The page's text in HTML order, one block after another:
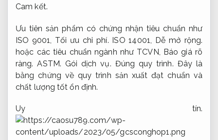
Cam kết.
Ưu tiên sản phẩm có chứng nhận tiêu chuẩn như
ISO 9001, Tối ưu chi phí. ISO 14001, Dễ mở rộng.
hoặc các tiêu chuẩn ngành như TCVN, Báo giá rõ
ràng. ASTM. Gói dịch vụ. Đúng quy trình. Đây là
bằng chứng về quy trình sản xuất đạt chuẩn và
chất lượng tốt ổn định.
Uy tín.